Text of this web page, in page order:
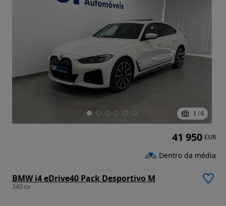
1 / 6
BMW i4 eDrive40 Pack Desportivo M
340 cv
41 950 EUR
Dentro da média